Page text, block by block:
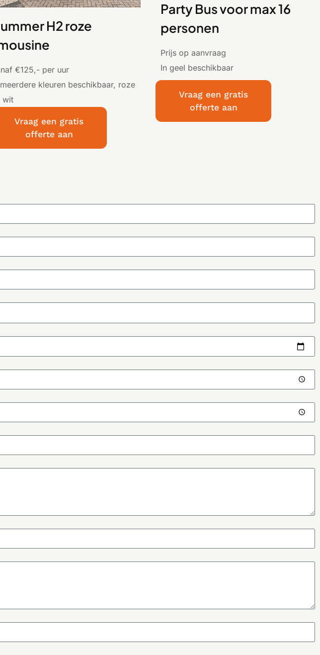
H2 roze
€125,- per uur
kleuren beschikbaar, roze
wit
Vraag een gratis
offerte aan
Party Bus voor max 16
personen
Prijs op aanvraag
In geel beschikbaar
Vraag een gratis
offerte aan